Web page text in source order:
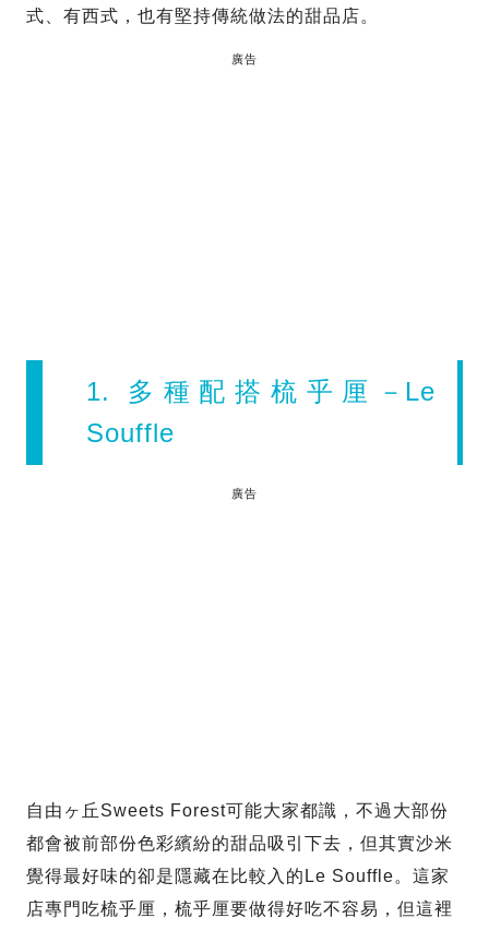
式、有西式，也有堅持傳統做法的甜品店。
廣告
1. 多種配搭梳乎厘－Le
Souffle
廣告
自由ヶ丘Sweets Forest可能大家都識，不過大部份
都會被前部份色彩繽紛的甜品吸引下去，但其實沙米
覺得最好味的卻是隱藏在比較入的Le Souffle。這家
店專門吃梳乎厘，梳乎厘要做得好吃不容易，但這裡